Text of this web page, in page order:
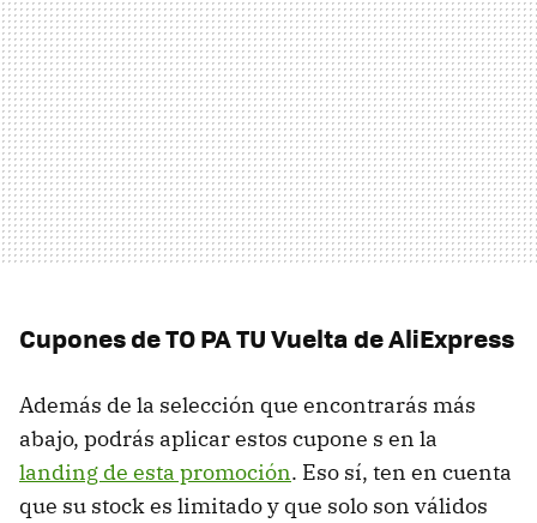
Cupones de TO PA TU Vuelta de AliExpress
Además de la selección que encontrarás más
abajo, podrás aplicar estos cupone s en la
landing de esta promoción. Eso sí, ten en cuenta
que su stock es limitado y que solo son válidos